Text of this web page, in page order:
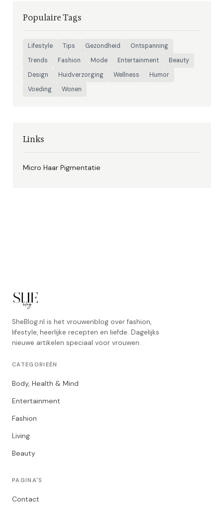
Populaire Tags
Lifestyle Tips Gezondheid
Ontspanning
Trends
Fashion Mode Entertainment
Beauty
Design
Huidverzorging Wellness
Humor
Voeding
Wonen
Links
Micro Haar Pigmentatie
SheBlog.nl is het vrouwenblog over fashion,
lifestyle, heerlijke recepten en liefde. Dagelijks
nieuwe artikelen speciaal voor vrouwen.
CATEGORIEËN
Body, Health & Mind
Entertainment
Fashion
Living
Beauty
PAGINA'S
Contact